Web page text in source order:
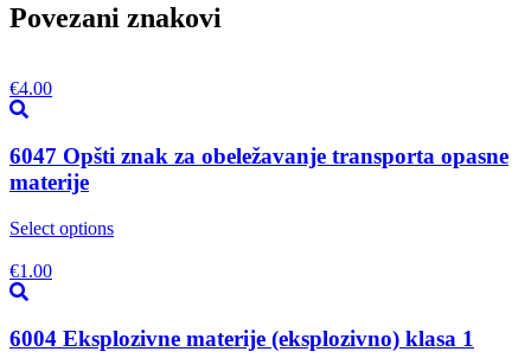
Povezani znakovi
€4.00
6047 Opšti znak za obeležavanje transporta opasne
materije
Select options
€1.00
6004 Eksplozivne materije (eksplozivno) klasa 1